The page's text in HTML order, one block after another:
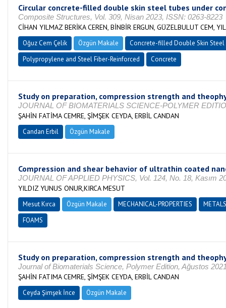
Circular concrete-filled double skin steel tubes under
Composite Structures, Vol. 309, Nisan 2023, ISSN: 0263-8223
CİHAN YILMAZ BERİKA CEREN, BİNBİR ERGUN, GÜZELBULUT CEM,
Oğuz Cem Çelik Özgün Makale
Concrete-filled Double Skin Steel
Polypropylene and Steel Fiber-Reinforced
Concrete
Study on preparation, compression strength and
JOURNAL OF BIOMATERIALS SCIENCE-POLYMER
ŞAHİN FATİMA CEMRE, ŞİMŞEK CEYDA, ERBİL CANDAN
Candan Erbil Özgün Makale
Compression and shear behavior of ultrathin coated
JOURNAL OF APPLIED PHYSICS, Vol. 124, No. 18, Kasım
YILDIZ YUNUS ONUR,KIRCA MESUT
Mesut Kırca Özgün Makale MECHANICAL-PROPERTIES
METALS
FOAMS
Study on preparation, compression strength and
Journal of Biomaterials Science, Polymer Edition, Ağustos
ŞAHİN FATIMA CEMRE, ŞİMŞEK CEYDA, ERBİL CANDAN
Ceyda Şimşek İnce Özgün Makale